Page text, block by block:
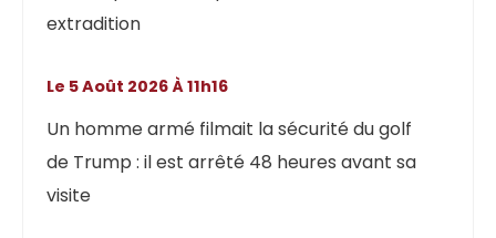
extradition
Un homme armé filmait la sécurité du golf
de Trump : il est arrêté 48 heures avant sa
visite
Le 5 Août 2026 À 11h16